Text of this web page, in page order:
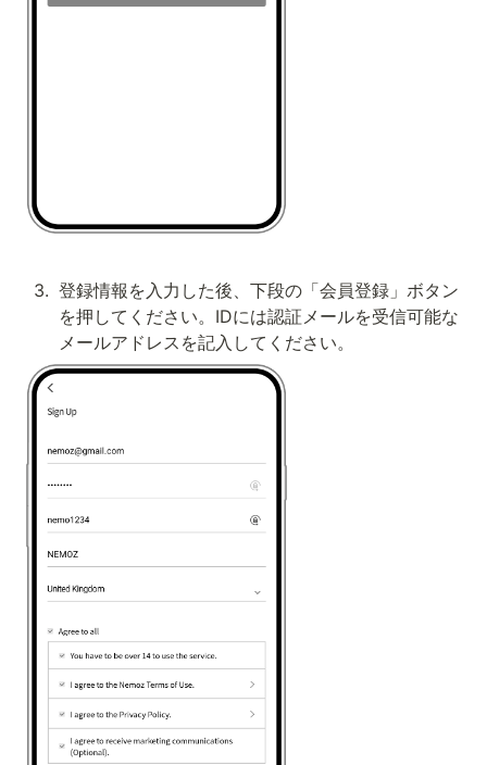
3. 登録情報を入力した後、下段の「会員登録」ボタン
を押してください。IDには認証メールを受信可能な
メールアドレスを記入してください。